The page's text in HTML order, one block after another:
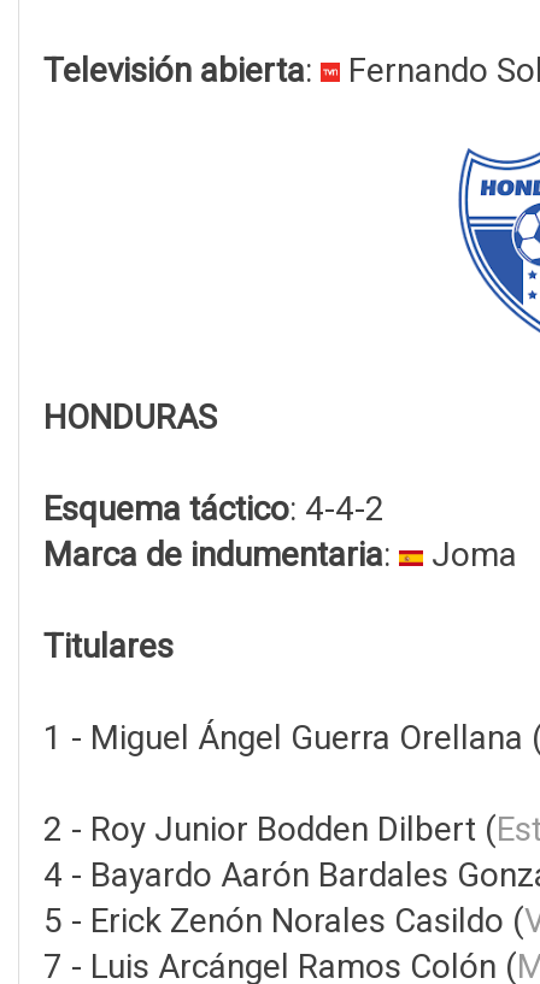
Televisión abierta: Fernando
HONDURAS
Esquema táctico: 4-4-2
Marca de indumentaria: Joma
Titulares
1 - Miguel Ángel Guerra Orellana
2 - Roy Junior Bodden Dilbert (
4 - Bayardo Aarón Bardales
5 - Erick Zenón Norales Casildo (
7 - Luis Arcángel Ramos Colón (